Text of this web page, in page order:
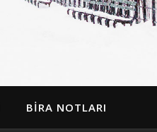
BİRA NOTLARI